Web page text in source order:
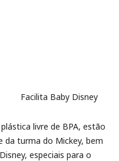
Baby Disney
livre de BPA, estão
da turma do Mickey, bem
especiais para o